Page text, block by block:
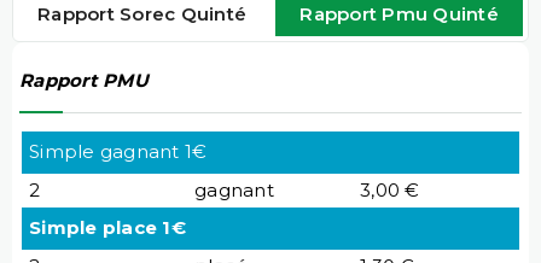
Rapport Sorec Quinté Rapport Pmu Quinté
Rapport PMU
Simple gagnant 1€
2
gagnant
3,00 €
Simple place 1€